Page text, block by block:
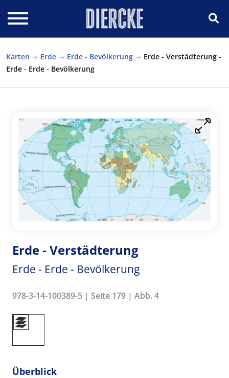
Karten Erde Erde - Bevölkerung
Erde - Verstädterung -
Erde - Erde - Bevölkerung
Erde - Verstädterung
Erde - Erde - Bevölkerung
978-3-14-100389-5 | Seite 179 | Abb. 4
Überblick